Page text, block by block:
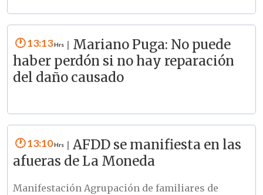
13:13
Mariano Puga: No puede
haber perdón si no hay reparación
del daño causado
13:10
AFDD se manifiesta en las
afueras de La Moneda
Manifestación Agrupación de familiares de